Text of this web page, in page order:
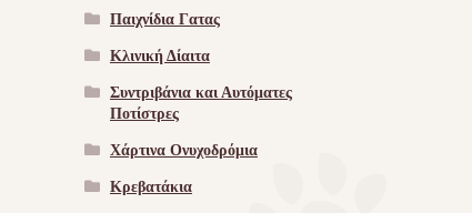
Παιχνίδια Γατας
Κλινική Δίαιτα
Συντριβάνια και Αυτόματες
Ποτίστρες
Χάρτινα Ονυχοδρόμια
Κρεβατάκια